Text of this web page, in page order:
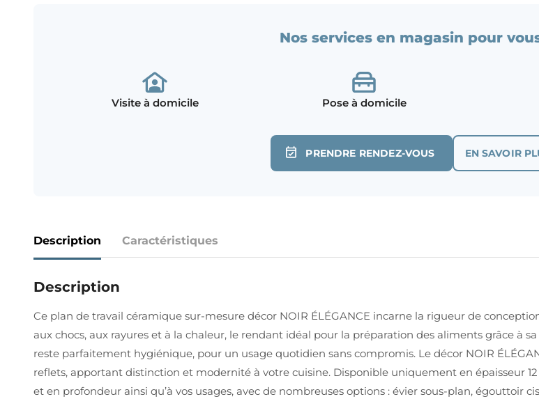
Nos services en magasin pour
Visite à domicile Pose à domicile
PRENDRE RENDEZ-VOUS EN SAVOIR
Description Caractéristiques
Description
Ce plan de travail céramique sur-mesure décor NOIR ÉLÉGANCE incarne la rigueur de
aux chocs, aux rayures et à la chaleur, le rendant idéal pour la préparation des aliments grâce à sa
reste parfaitement hygiénique, pour un usage quotidien sans compromis. Le décor NOIR
reflets, apportant distinction et modernité à votre cuisine. Disponible uniquement en épaisseur
et en profondeur ainsi qu’à vos usages, avec de nombreuses options : évier sous-plan, égouttoir